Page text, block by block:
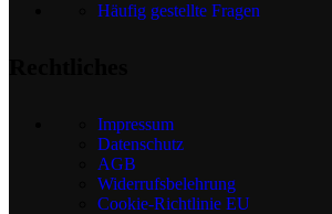
Häufig gestellte Fragen
Impressum
Datenschutz
AGB
Widerrufsbelehrung
Cookie-Richtlinie EU